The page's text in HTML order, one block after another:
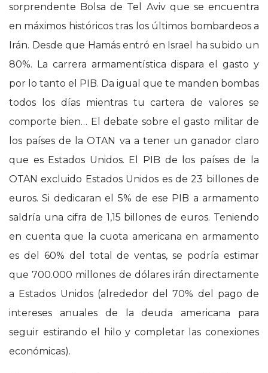
sorprendente Bolsa de Tel Aviv que se encuentra
en máximos históricos tras los últimos bombardeos a
Irán. Desde que Hamás entró en Israel ha subido un
80%. La carrera armamentística dispara el gasto y
por lo tanto el PIB. Da igual que te manden bombas
todos los días mientras tu cartera de valores se
comporte bien… El debate sobre el gasto militar de
los países de la OTAN va a tener un ganador claro
que es Estados Unidos. El PIB de los países de la
OTAN excluido Estados Unidos es de 23 billones de
euros. Si dedicaran el 5% de ese PIB a armamento
saldría una cifra de 1,15 billones de euros. Teniendo
en cuenta que la cuota americana en armamento
es del 60% del total de ventas, se podría estimar
que 700.000 millones de dólares irán directamente
a Estados Unidos (alrededor del 70% del pago de
intereses anuales de la deuda americana para
seguir estirando el hilo y completar las conexiones
económicas).